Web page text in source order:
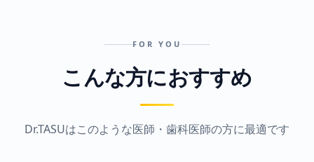
FOR YOU
こんな方におすすめ
Dr.TASUはこのような医師・歯科医師の方に最適です